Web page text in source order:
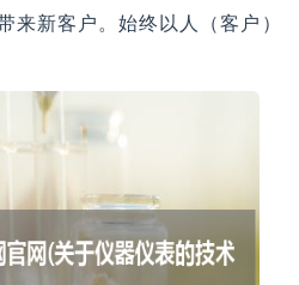
来新客户。始终以人（客户）